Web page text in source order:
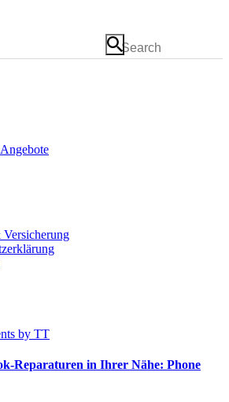
by TT
Reparaturen in Ihrer Nähe: Phone